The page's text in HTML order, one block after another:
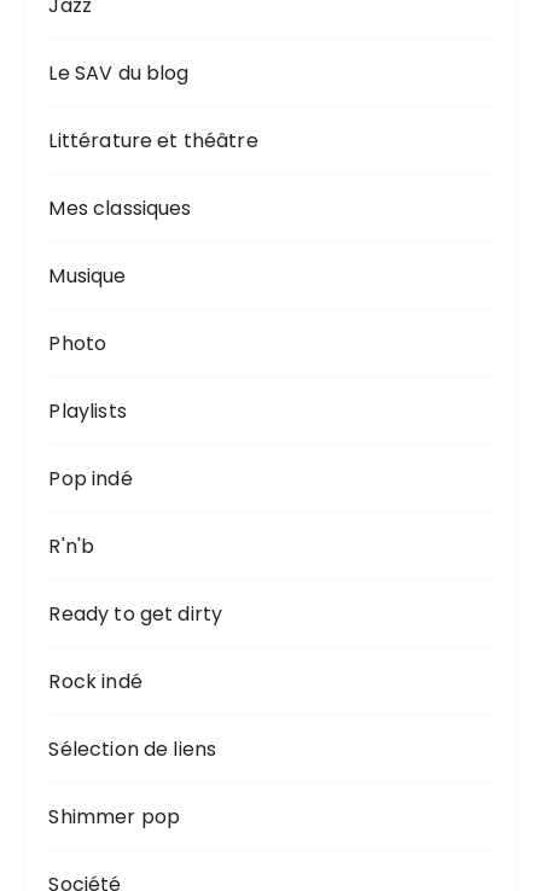
Le SAV du blog
Littérature et théâtre
Mes classiques
Musique
Photo
Playlists
Pop indé
R'n'b
Ready to get dirty
Rock indé
Sélection de liens
Shimmer pop
Société